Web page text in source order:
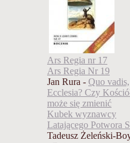
Ars Regia nr 17
Ars Regia Nr 19
Jan Rura - Quo vadis,
Ecclesia? Czy
może się zmienić
Kubek wyznawcy
Latającego Potwora
Tadeusz Żeleński-